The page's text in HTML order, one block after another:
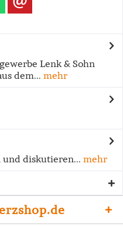
Lenk & Sohn
dem... mehr
und diskutieren... mehr